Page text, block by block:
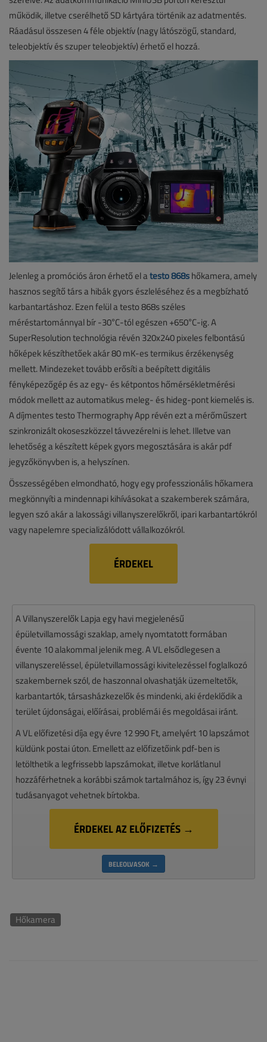
működik, illetve cserélhető SD kártyára történik az adatmentés.
Ráadásul összesen 4 féle objektív (nagy látószögű, standard,
teleobjektív és szuper teleobjektív) érhető el hozzá.
Jelenleg a promóciós áron érhető el atesto 868shőkamera, amely
hasznos segítő társ a hibák gyors észleléséhez és a megbízható
karbantartáshoz. Ezen felül a testo 868s széles
méréstartománnyal bír -30°C-tól egészen +650°C-ig. A
SuperResolution technológia révén 320x240 pixeles felbontású
hőképek készíthetőek akár 80 mK-es termikus érzékenység
mellett. Mindezeket tovább erősíti a beépített digitális
fényképezőgép és az egy- és kétpontos hőmérsékletmérési
módok mellett az automatikus meleg- és hideg-pont kiemelés is.
A díjmentes testo Thermography App révén ezt a mérőműszert
szinkronizált okoseszközzel távvezérelni is lehet. Illetve van
lehetőség a készített képek gyors megosztására is akár pdf
jegyzőkönyvben is, a helyszínen.
Összességében elmondható, hogy egy professzionális hőkamera
megkönnyíti a mindennapi kihívásokat a szakemberek számára,
legyen szó akár a lakossági villanyszerelőkről, ipari karbantartókról
vagy napelemre specializálódott vállalkozókról.
ÉRDEKEL
A Villanyszerelők Lapja egy havi megjelenésű
épületvillamossági szaklap, amely nyomtatott formában
évente 10 alakommal jelenik meg. A VL elsődlegesen a
villanyszereléssel, épületvillamossági kivitelezéssel foglalkozó
szakembernek szól, de haszonnal olvashatják üzemeltetők,
karbantartók, társasházkezelők és mindenki, aki érdeklődik a
terület újdonságai, előírásai, problémái és megoldásai iránt.
A VL előfizetési díja egy évre 12 990 Ft, amelyért 10 lapszámot
küldünk postai úton. Emellett az előfizetőink pdf-ben is
letölthetik a legfrissebb lapszámokat, illetve korlátlanul
hozzáférhetnek a korábbi számok tartalmához is, így 23 évnyi
tudásanyagot vehetnek bírtokba.
ÉRDEKEL AZ ELŐFIZETÉS →
BELEOLVASOK →
Hőkamera